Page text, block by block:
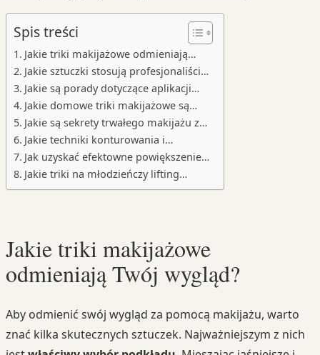
Spis treści
Jakie triki makijażowe odmieniają…
Jakie sztuczki stosują profesjonaliści…
Jakie są porady dotyczące aplikacji…
Jakie domowe triki makijażowe są…
Jakie są sekrety trwałego makijażu z…
Jakie techniki konturowania i…
Jak uzyskać efektowne powiększenie…
Jakie triki na młodzieńczy lifting…
Jakie triki makijażowe
odmieniają Twój wygląd?
Aby odmienić swój wygląd za pomocą makijażu, warto
znać kilka skutecznych sztuczek. Najważniejszym z nich